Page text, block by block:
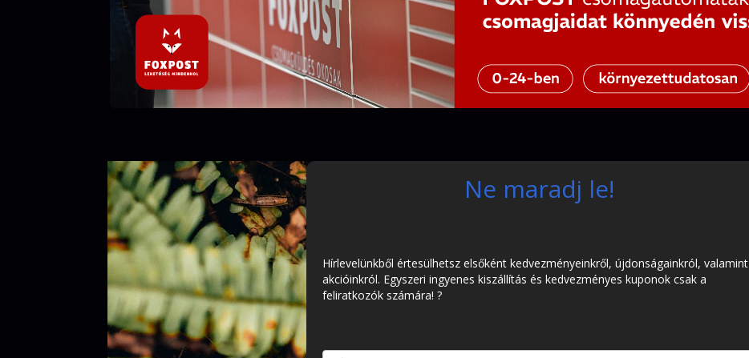
Ne maradj le!
Hírlevelünkből értesülhetsz elsőként kedvezményeinkről, újdonságainkról, valamint
akcióinkról. Egyszeri ingyenes kiszállítás és kedvezményes kuponok csak a
feliratkozók számára! ?